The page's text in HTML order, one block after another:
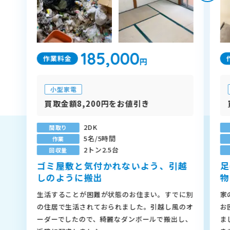
作業料金 185,000円
小型家電
買取金額8,200円をお値引き
間取り 2DK
作業 5名/5時間
回収量 2トン2.5台
ゴミ屋敷と気付かれないよう、引越
しのように搬出
生活することが困難が状態のお住まい。すでに別
の住居で生活されておられました。引越し風のオ
ーダーでしたので、綺麗なダンボールで搬出し、
家
お
ま